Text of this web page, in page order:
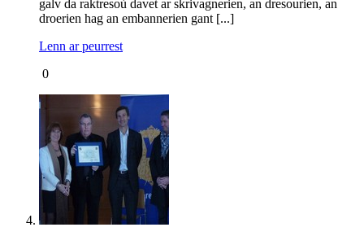
galv da raktresoù davet ar skrivagnerien, an dresourien, an
droerien hag an embannerien gant [...]
Lenn ar peurrest
0